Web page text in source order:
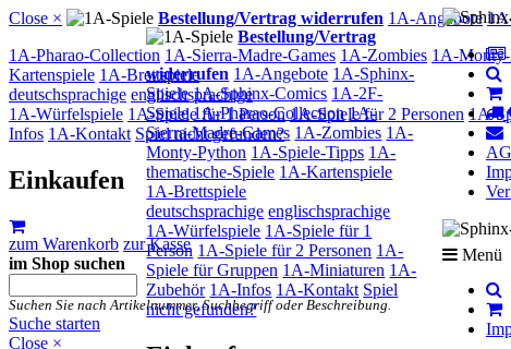
Bestellung/Vertrag
widerrufen 1A-Angebote 1A-Sphinx-
Spiele 1A-Sphinx-Comics 1A-2F-
Spiele 1A-Pharao-Collection 1A-
Sierra-Madre-Games 1A-Zombies 1A-
Monty-Python 1A-Spiele-Tipps 1A-
thematische-Spiele 1A-Kartenspiele
1A-Brettspiele
deutschsprachige englischsprachige
1A-Würfelspiele 1A-Spiele für 1
Person 1A-Spiele für 2 Personen 1A-
Spiele für Gruppen 1A-Miniaturen 1A-
Zubehör 1A-Infos 1A-Kontakt Spiel
nicht gefunden?
Close × Bestellung/Vertrag widerrufen 1A-Angebote
1A-Pharao-Collection 1A-Sierra-Madre-Games 1A-Zombies 1A-
Kartenspiele 1A-Brettspiele
deutschsprachige englischsprachige
1A-Würfelspiele 1A-Spiele für 1 Person 1A-Spiele für 2 Personen 1A-
Infos 1A-Kontakt Spiel nicht gefunden?
Einkaufen
zum Warenkorb zur Kasse
im Shop suchen
Suchen Sie nach Artikelnummer, Suchbegriff oder Beschreibung.
Suche starten
Close ×
Menü